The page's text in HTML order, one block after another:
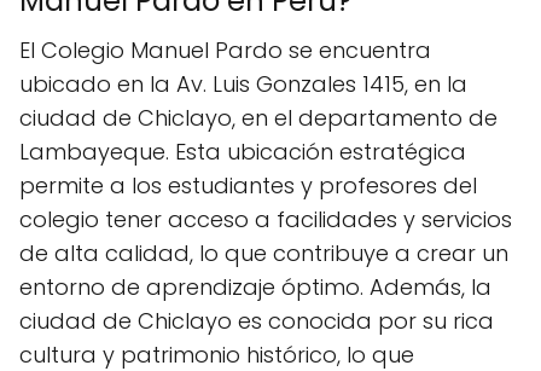
El Colegio Manuel Pardo se encuentra
ubicado en la Av. Luis Gonzales 1415, en la
ciudad de Chiclayo, en el departamento de
Lambayeque. Esta ubicación estratégica
permite a los estudiantes y profesores del
colegio tener acceso a facilidades y servicios
de alta calidad, lo que contribuye a crear un
entorno de aprendizaje óptimo. Además, la
ciudad de Chiclayo es conocida por su rica
cultura y patrimonio histórico, lo que